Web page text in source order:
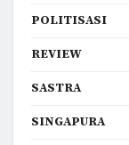
POLITISASI
REVIEW
SASTRA
SINGAPURA